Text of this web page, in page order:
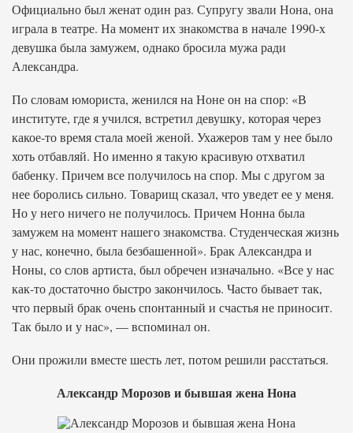
Официально был женат один раз. Супругу звали Нона, она
играла в театре. На момент их знакомства в начале 1990-х
девушка была замужем, однако бросила мужа ради
Александра.
По словам юмориста, женился на Ноне он на спор: «В
институте, где я учился, встретил девушку, которая через
какое-то время стала моей женой. Ухажеров там у нее было
хоть отбавляй. Но именно я такую красивую отхватил
бабенку. Причем все получилось на спор. Мы с другом за
нее боролись сильно. Товарищ сказал, что уведет ее у меня.
Но у него ничего не получилось. Причем Нонна была
замужем на момент нашего знакомства. Студенческая жизнь
у нас, конечно, была безбашенной». Брак Александра и
Ноны, со слов артиста, был обречен изначально. «Все у нас
как-то достаточно быстро закончилось. Часто бывает так,
что первый брак очень спонтанный и счастья не приносит.
Так было и у нас», — вспоминал он.
Они прожили вместе шесть лет, потом решили расстаться.
Александр Морозов и бывшая жена Нона